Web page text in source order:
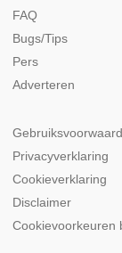
FAQ
Bugs/Tips
Pers
Adverteren
Privacyverklaring
Cookieverklaring
Disclaimer
Cookievoorkeuren